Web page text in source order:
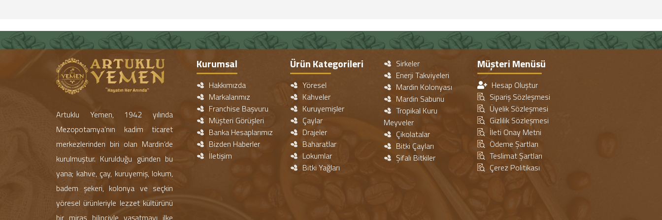
Artuklu Yemen, 1942 yılında
Mezopotamya’nın kadim ticaret
merkezlerinden biri olan Mardin’de
kurulmuştur. Kurulduğu günden bu
yana; kahve, çay, kuruyemiş, lokum,
badem şekeri, kolonya ve seçkin
yöresel ürünleriyle lezzet kültürünü
Kurumsal
Hakkımızda
Markalarımız
Franchise Başvuru
Müşteri Görüşleri
Banka Hesaplarımız
Bizden Haberler
İletişim
Ürün Kategorileri
Yöresel
Kahveler
Kuruyemişler
Çaylar
Drajeler
Baharatlar
Lokumlar
Bitki Yağları
Sirkeler
Enerji Takviyeleri
Mardin Kolonyası
Mardin Sabunu
Tropikal Kuru
Meyveler
Çikolatalar
Bitki Çayları
Şifalı Bitkiler
Müşteri Menüsü
Hesap Oluştur
Sipariş Sözleşmesi
Üyelik Sözleşmesi
Gizlilik Sözleşmesi
İleti Onay Metni
Ödeme Şartları
Teslimat Şartları
Çerez Politikası